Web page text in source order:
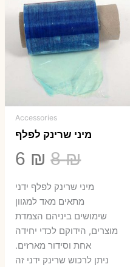
Accessories
מיני שרינק לפלף
8₪
היה:
8 ₪.
6 ₪
6 ₪.
מיני שרינק לפלף ידני
מתאים מאד למגוון
שימושים ביניהם הצמדת
מוצרים, הידוקם לכדי יחידה
אחת וסידור מארזים.
ניתן לרכוש שרינק ידני זה